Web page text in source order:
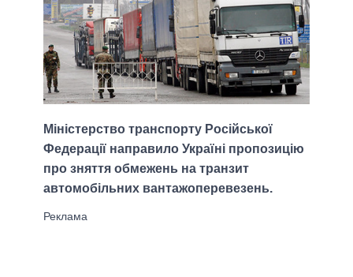
Міністерство транспорту Російської
Федерації направило Україні пропозицію
про зняття обмежень на транзит
автомобільних вантажоперевезень.